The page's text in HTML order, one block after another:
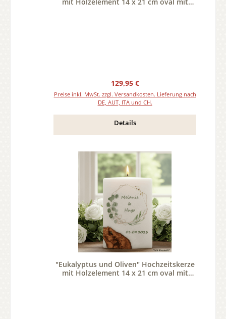
Regulärer Preis:
129,95 €
Preise inkl. MwSt. zzgl. Versandkosten. Lieferung nach
DE, AUT, ITA und CH.
Details
"Eukalyptus und Oliven" Hochzeitskerze
mit Holzelement 14 x 21 cm oval mit